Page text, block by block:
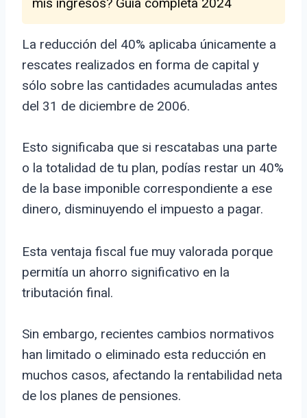
mis ingresos? Guía completa 2024
La reducción del 40% aplicaba únicamente a
rescates realizados en forma de capital y
sólo sobre las cantidades acumuladas antes
del 31 de diciembre de 2006.
Esto significaba que si rescatabas una parte
o la totalidad de tu plan, podías restar un 40%
de la base imponible correspondiente a ese
dinero, disminuyendo el impuesto a pagar.
Esta ventaja fiscal fue muy valorada porque
permitía un ahorro significativo en la
tributación final.
Sin embargo, recientes cambios normativos
han limitado o eliminado esta reducción en
muchos casos, afectando la rentabilidad neta
de los planes de pensiones.